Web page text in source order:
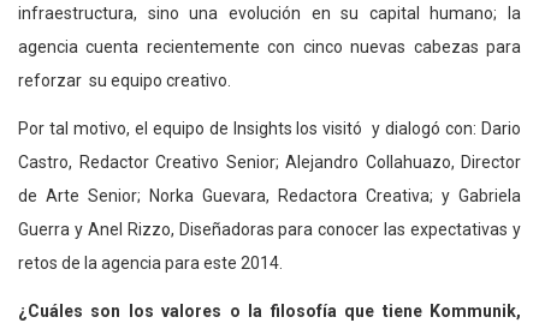
infraestructura, sino una evolución en su capital humano; la
agencia cuenta recientemente con cinco nuevas cabezas para
reforzar su equipo creativo.
Por tal motivo, el equipo de Insights los visitó y dialogó con: Dario
Castro, Redactor Creativo Senior; Alejandro Collahuazo, Director
de Arte Senior; Norka Guevara, Redactora Creativa; y Gabriela
Guerra y Anel Rizzo, Diseñadoras para conocer las expectativas y
retos de la agencia para este 2014.
¿Cuáles son los valores o la filosofía que tiene Kommunik,